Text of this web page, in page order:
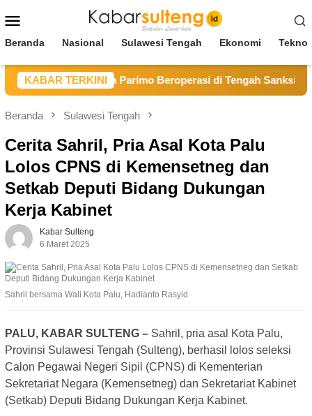
ke
Mobile
Beranda Nasional Sulawesi Tengah Ekonomi
KABAR TERKINI
Sirtu Baliara Parimo Beroperasi di Tengah Sanksi
Beranda Sulawesi Tengah
Cerita Sahril, Pria Asal Kota Palu
Lolos CPNS di Kemensetneg dan
Setkab Deputi Bidang Dukungan
Kerja Kabinet
Kabar Sulteng
6 Maret 2025
Sahril bersama Wali Kota Palu, Hadianto Rasyid
PALU, KABAR SULTENG – Sahril, pria asal Kota Palu,
Provinsi Sulawesi Tengah (Sulteng), berhasil lolos seleksi
Calon Pegawai Negeri Sipil (CPNS) di Kementerian
Sekretariat Negara (Kemensetneg) dan Sekretariat Kabinet
(Setkab) Deputi Bidang Dukungan Kerja Kabinet.